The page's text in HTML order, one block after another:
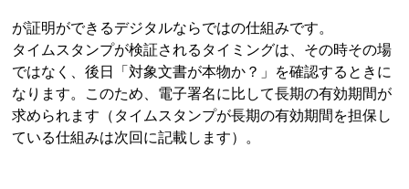
が証明ができるデジタルならではの仕組みです。
タイムスタンプが検証されるタイミングは、その時その場
ではなく、後日「対象文書が本物か？」を確認するときに
なります。このため、電子署名に比して長期の有効期間が
求められます（タイムスタンプが長期の有効期間を担保し
ている仕組みは次回に記載します）。